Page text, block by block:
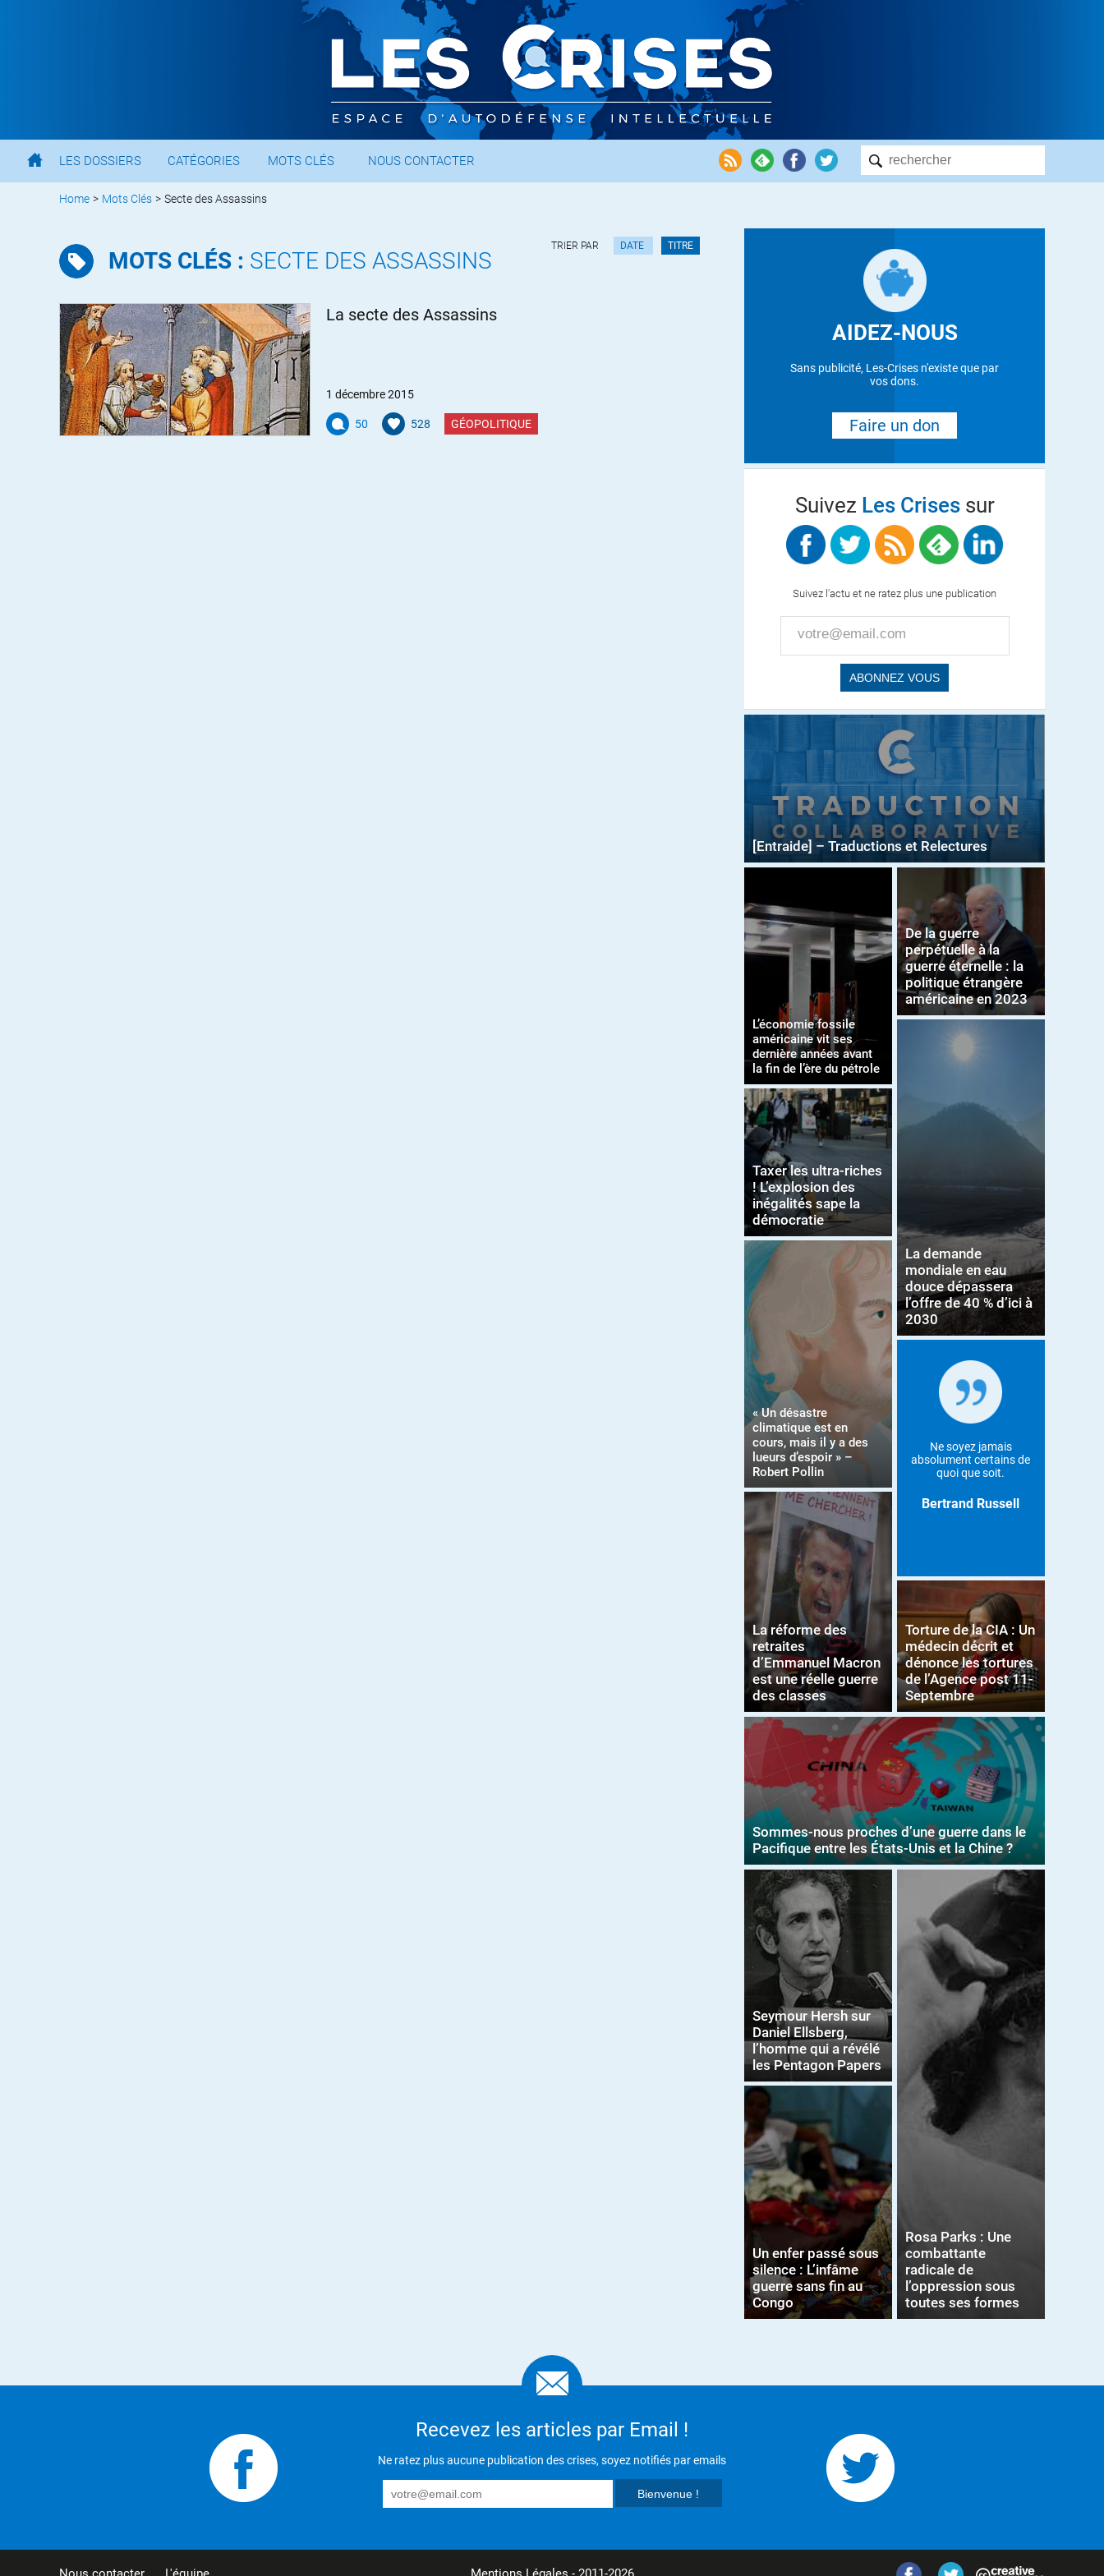
LES DOSSIERS CATÉGORIES MOTS CLÉS NOUS CONTACTER
Home > Mots Clés > Secte des Assassins
MOTS CLÉS : SECTE DES ASSASSINS
TRIER PAR DATE TITRE
La secte des Assassins
1 décembre 2015
50 528 GÉOPOLITIQUE
AIDEZ-NOUS
Sans publicité, Les-Crises n'existe que par
vos dons.
Faire un don
Suivez Les Crisessur
Suivez l'actu et ne ratez plus une publication
[Entraide] – Traductions et Relectures
L’économie fossile
américaine vit ses
dernière années avant
la fin de l’ère du pétrole
Taxer les ultra-riches
! L’explosion des
inégalités sape la
démocratie
« Un désastre
climatique est en
cours, mais il y a des
lueurs d’espoir » –
Robert Pollin
La réforme des
retraites
d’Emmanuel Macron
est une réelle guerre
des classes
De la guerre
perpétuelle à la
guerre éternelle : la
politique étrangère
américaine en 2023
La demande
mondiale en eau
douce dépassera
l’offre de 40 % d’ici à
2030
Ne soyez jamais
absolument certains de
quoi que soit.
Bertrand Russell
Torture de la CIA : Un
médecin décrit et
dénonce les tortures
de l’Agence post 11-
Septembre
Sommes-nous proches d’une guerre dans le
Pacifique entre les États-Unis et la Chine ?
Seymour Hersh sur
Daniel Ellsberg,
l’homme qui a révélé
les Pentagon Papers
Un enfer passé sous
silence : L’infâme
guerre sans fin au
Congo
Rosa Parks : Une
combattante
radicale de
l’oppression sous
toutes ses formes
Recevez les articles par Email !
Ne ratez plus aucune publication des crises, soyez notifiés par emails